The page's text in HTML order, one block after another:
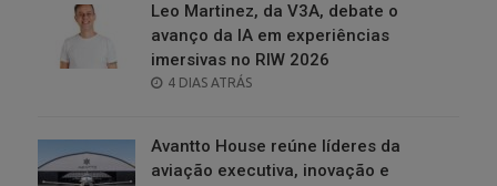
Leo Martinez, da V3A, debate o
avanço da IA em experiências
imersivas no RIW 2026
POSTED
4 DIAS ATRÁS
Avantto House reúne líderes da
aviação executiva, inovação e